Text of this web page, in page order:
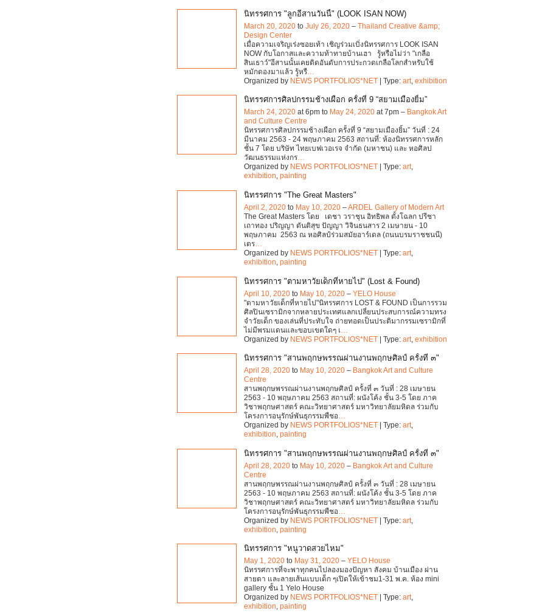
นิทรรศการ "ลูกอีสานวันนี้" (LOOK ISAN NOW)
March 20, 2020 to July 26, 2020 – Thailand Creative &amp;
Design Center
เมื่อความเจริญเร่งซอยเท้า เชิญร่วมเบิ่งนิทรรศการ LOOK ISAN
NOW กับโอกาสและความท้าทายบ้านเฮา รู้หรือไม่ว่า "เกลือ
สินเธาว์"อีสานนั้นเคยติดอันดับการประกวดเกลือโลกสำหรับใช้
หมักดองมาแล้ว รู้หรื
Organized by NEWS PORTFOLIOS*NET | Type: art exhibition
นิทรรศการศิลปกรรมช้างเผือก ครั้งที่ 9 “สยามเมืองยิ้ม”
March 24, 2020 at 6pm to May 24, 2020 at 7pm – Bangkok Art
and Culture Centre
นิทรรศการศิลปกรรมช้างเผือก ครั้งที่ 9 “สยามเมืองยิ้ม” วันที่ : 24
มีนาคม 2563 - 24 พฤษภาคม 2563 สถานที่: ห้องนิทรรศการหลัก
ชั้น 7 โดย บริษัท ไทยเบฟเวอเรจ จำกัด (มหาชน) และ หอศิลป
วัฒนธรรมแห่งกร…
Organized by NEWS PORTFOLIOS*NET | Type: art,
exhibition, painting
นิทรรศการ "The Great Masters"
April 2, 2020 to May 10, 2020 –ARDEL Gallery of Modern Art
The Great Masters โดย เดชา วราชุน อิทธิพล ตั้งโฉลก ปรีชา
เถาทอง ปริญญา ตันติสุข ปัญญา วิจินธนสาร 2 เมษายน - 10
พฤษภาคม 2563 ณ หอศิลป์ร่วมสมัยอาร์เดล (ถนนบรมราชชนนี)
เตร…
Organized by NEWS PORTFOLIOS*NET | Type: art,
exhibition, painting
นิทรรศการ "ตามหาวัยเด็กที่หายไป" (Lost & Found)
April 10, 2020 to May 10, 2020 – YELO House
"ตามหาวัยเด็กที่หายไป"นิทรรศการ LOST & FOUND เป็นการรวม
ศิลปินเซรามิกจากหลายประเทศแลกเปลี่ยนประสบการณ์ความทรง
จําวัยเด็ก ของเล่นที่ประทับใจ ถ่ายทอดเป็นประติมากรรมเซรามิกที่
ไม่มีพรมแดนและขอบเขตใดๆ เ
Organized by NEWS PORTFOLIOS*NET | Type: art exhibition
นิทรรศการ "สานพฤกษพรรณผ่านงานพฤกษศิลป์ ครั้งที่ ๓"
April 28, 2020 to May 10, 2020 – Bangkok Art and Culture
Centre
สานพฤกษพรรณผ่านงานพฤกษศิลป์ ครั้งที่ ๓ วันที่ : 28 เมษายน
2563 - 10 พฤษภาคม 2563 สถานที่: ผนังโค้ง ชั้น 3-5 โดย ภาค
วิชาพฤกษศาสตร์ คณะวิทยาศาสตร์ มหาวิทยาลัยมหิดล ร่วมกับ
โครงการอนุรักษ์พันธุกรรมพืชอ…
Organized by NEWS PORTFOLIOS*NET | Type: art,
exhibition, painting
นิทรรศการ "สานพฤกษพรรณผ่านงานพฤกษศิลป์ ครั้งที่ ๓"
April 28, 2020 to May 10, 2020 – Bangkok Art and Culture
Centre
สานพฤกษพรรณผ่านงานพฤกษศิลป์ ครั้งที่ ๓ วันที่ : 28 เมษายน
2563 - 10 พฤษภาคม 2563 สถานที่: ผนังโค้ง ชั้น 3-5 โดย ภาค
วิชาพฤกษศาสตร์ คณะวิทยาศาสตร์ มหาวิทยาลัยมหิดล ร่วมกับ
โครงการอนุรักษ์พันธุกรรมพืชอ
Organized by NEWS PORTFOLIOS*NET | Type: art
exhibition painting
นิทรรศการ "หนูวาดสวยไหม"
May 1, 2020 to May 31, 2020 – YELO House
นิทรรศการที่จะพาทุกคนไปลองมองปัญหา สังคม บ้านเมือง ผ่าน
สายตา และลายเส้นแบบเด็ก ๆเปิดให้เข้าชม1-31 พ.ค. ห้อง mini
gallery ชั้น 1 Yelo House
Organized by NEWS PORTFOLIOS*NET | Type: art,
exhibition, painting